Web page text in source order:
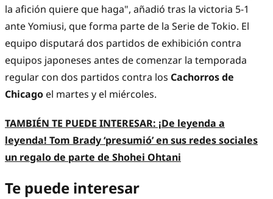
la afición quiere que haga", añadió tras la victoria 5-1
ante Yomiusi, que forma parte de la Serie de Tokio. El
equipo disputará dos partidos de exhibición contra
equipos japoneses antes de comenzar la temporada
regular con dos partidos contra los Cachorros de
Chicago el martes y el miércoles.
TAMBIÉN TE PUEDE INTERESAR: ¡De leyenda a
leyenda! Tom Brady ‘presumió’ en sus redes sociales
un regalo de parte de Shohei Ohtani
Te puede interesar